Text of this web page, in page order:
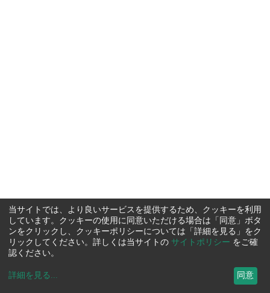
当サイトでは、より良いサービスを提供するため、クッキーを利用
しています。クッキーの使用に同意いただける場合は「同意」ボタ
ンをクリックし、クッキーポリシーについては「詳細を見る」をク
リックしてください。詳しくは当サイトの サイトポリシー をご確
認ください。
詳細を見る ... 同意